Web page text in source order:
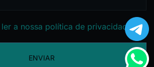
a nossa política de privacidade
ENVIAR